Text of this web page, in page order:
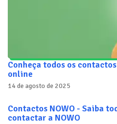
Conheça todos os
online
14 de agosto de 2025
Contactos NOWO - Saiba
contactar a NOWO